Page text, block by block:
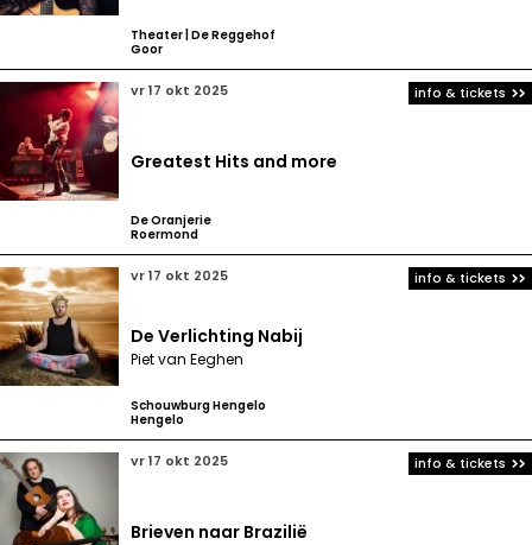
Theater | De Reggehof
Goor
vr 17 okt 2025
Greatest Hits and more
De Oranjerie
Roermond
info & tickets
vr 17 okt 2025
De Verlichting Nabij
Piet van Eeghen
Schouwburg Hengelo
Hengelo
info & tickets
vr 17 okt 2025
Brieven naar Brazilië
info & tickets